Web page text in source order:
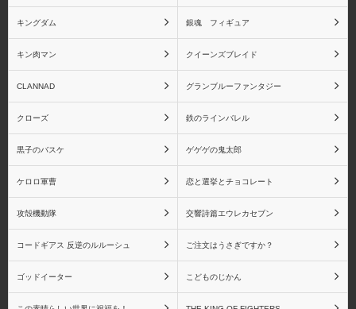
五条悟
(一番くじ)
魔法少女まどか☆マギ
カ RAHシリーズ
魔法少女まどか☆マギカ
Figuarts miniシリーズ
キングダム 銀魂 フィギュア
キン肉マン クイーンズブレイド
CLANNAD グランブルーファンタジー
クローズ 鉄のラインバレル
黒子のバスケ ゲゲゲの鬼太郎
ケロロ軍曹 恋と選挙とチョコレート
攻殻機動隊 交響詩篇エウレカセブン
コードギアス 反逆のルルーシュ ご注文はうさぎですか？
ゴッドイーター こどものじかん